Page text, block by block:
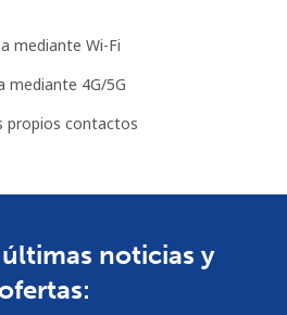
mediante Wi-Fi
mediante 4G/5G
propios contactos
últimas noticias y